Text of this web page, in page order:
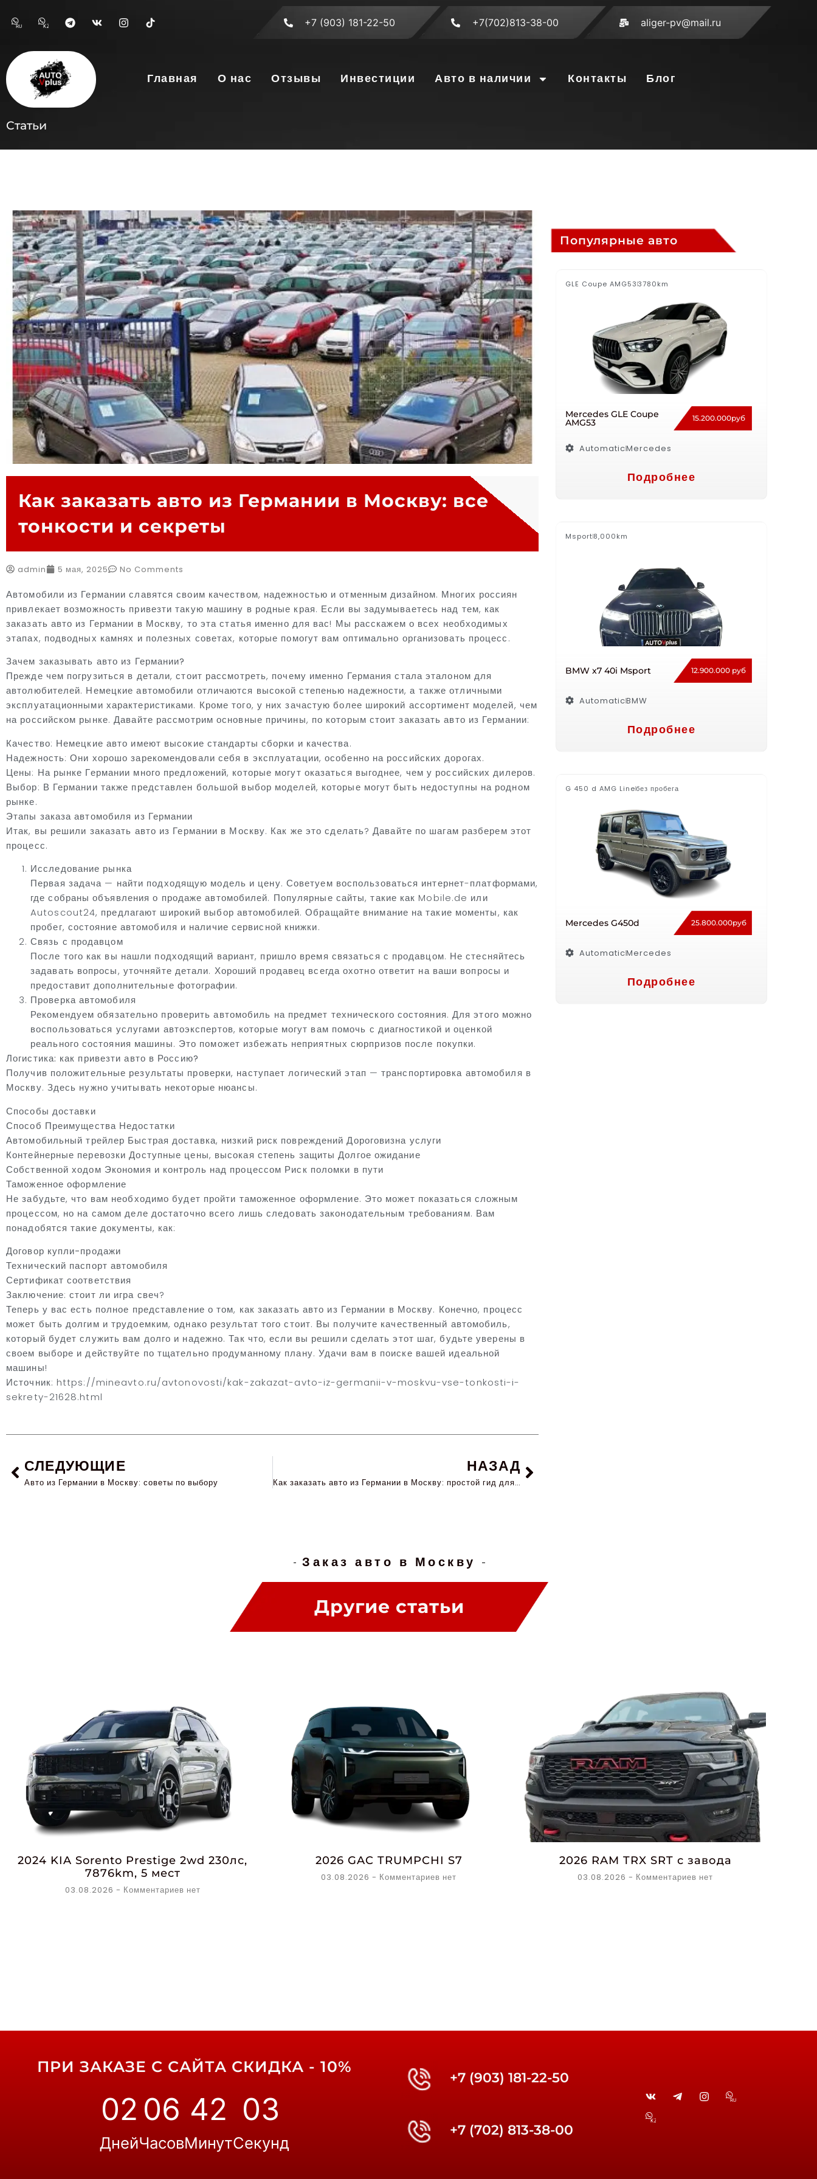
RU KZ +7 (903) 181-22-50 +7(702)813-38-00 aliger-pv@mail.ru
Главная О нас Отзывы Инвестиции Авто в наличии Контакты Блог
Статьи
Как заказать авто из Германии в Москву: все
тонкости и секреты
admin 5 мая, 2025 No Comments
Автомобили из Германии славятся своим качеством, надежностью и отменным дизайном. Многих россиян
привлекает возможность привезти такую машину в родные края. Если вы задумываетесь над тем, как
заказать авто из Германии в Москву, то эта статья именно для вас! Мы расскажем о всех необходимых
этапах, подводных камнях и полезных советах, которые помогут вам оптимально организовать процесс.
Зачем заказывать авто из Германии?
Прежде чем погрузиться в детали, стоит рассмотреть, почему именно Германия стала эталоном для
автолюбителей. Немецкие автомобили отличаются высокой степенью надежности, а также отличными
эксплуатационными характеристиками. Кроме того, у них зачастую более широкий ассортимент моделей, чем
на российском рынке. Давайте рассмотрим основные причины, по которым стоит заказать авто из Германии:
Качество: Немецкие авто имеют высокие стандарты сборки и качества.
Надежность: Они хорошо зарекомендовали себя в эксплуатации, особенно на российских дорогах.
Цены: На рынке Германии много предложений, которые могут оказаться выгоднее, чем у российских дилеров.
Выбор: В Германии также представлен большой выбор моделей, которые могут быть недоступны на родном
рынке.
Этапы заказа автомобиля из Германии
Итак, вы решили заказать авто из Германии в Москву. Как же это сделать? Давайте по шагам разберем этот
процесс.
Исследование рынка
Первая задача — найти подходящую модель и цену. Советуем воспользоваться интернет-платформами,
где собраны объявления о продаже автомобилей. Популярные сайты, такие как Mobile.de или
Autoscout24, предлагают широкий выбор автомобилей. Обращайте внимание на такие моменты, как
пробег, состояние автомобиля и наличие сервисной книжки.
Связь с продавцом
После того как вы нашли подходящий вариант, пришло время связаться с продавцом. Не стесняйтесь
задавать вопросы, уточняйте детали. Хороший продавец всегда охотно ответит на ваши вопросы и
предоставит дополнительные фотографии.
Проверка автомобиля
Рекомендуем обязательно проверить автомобиль на предмет технического состояния. Для этого можно
воспользоваться услугами автоэкспертов, которые могут вам помочь с диагностикой и оценкой
реального состояния машины. Это поможет избежать неприятных сюрпризов после покупки.
Логистика: как привезти авто в Россию?
Получив положительные результаты проверки, наступает логический этап — транспортировка автомобиля в
Москву. Здесь нужно учитывать некоторые нюансы.
Способы доставки
Способ Преимущества Недостатки
Автомобильный трейлер Быстрая доставка, низкий риск повреждений Дороговизна услуги
Контейнерные перевозки Доступные цены, высокая степень защиты Долгое ожидание
Собственной ходом Экономия и контроль над процессом Риск поломки в пути
Таможенное оформление
Не забудьте, что вам необходимо будет пройти таможенное оформление. Это может показаться сложным
процессом, но на самом деле достаточно всего лишь следовать законодательным требованиям. Вам
понадобятся такие документы, как:
Договор купли-продажи
Технический паспорт автомобиля
Сертификат соответствия
Заключение: стоит ли игра свеч?
Теперь у вас есть полное представление о том, как заказать авто из Германии в Москву. Конечно, процесс
может быть долгим и трудоемким, однако результат того стоит. Вы получите качественный автомобиль,
который будет служить вам долго и надежно. Так что, если вы решили сделать этот шаг, будьте уверены в
своем выборе и действуйте по тщательно продуманному плану. Удачи вам в поиске вашей идеальной
машины!
Источник: https://mineavto.ru/avtonovosti/kak-zakazat-avto-iz-germanii-v-moskvu-vse-tonkosti-i-
sekrety-21628.html
СЛЕДУЮЩИЕ
Авто из Германии в Москву: советы по выбору
НАЗАД
Как заказать авто из Германии в Москву: простой гид для новых владельцев
Популярные авто
GLE Coupe AMG533780km
Mercedes GLE Coupe
AMG53 15.200.000руб
AutomaticMercedes
Подробнее
Msport8,000km
BMW x7 40i Msport 12.900.000 руб
AutomaticBMW
Подробнее
G 450 d AMG Lineбез пробега
Mercedes G450d 25.800.000руб
AutomaticMercedes
Подробнее
Заказ авто в Москву
Другие статьи
2024 KIA Sorento Prestige 2wd 230лс,
7876km, 5 мест
03.08.2026 Комментариев нет
2026 GAC TRUMPCHI S7
03.08.2026 Комментариев нет
2026 RAM TRX SRT с завода
03.08.2026 Комментариев нет
ПРИ ЗАКАЗЕ С САЙТА СКИДКА - 10%
02
Дней
06
Часов
42
Минут
02
Секунд
+7 (903) 181-22-50
+7 (702) 813-38-00
RU
KZ